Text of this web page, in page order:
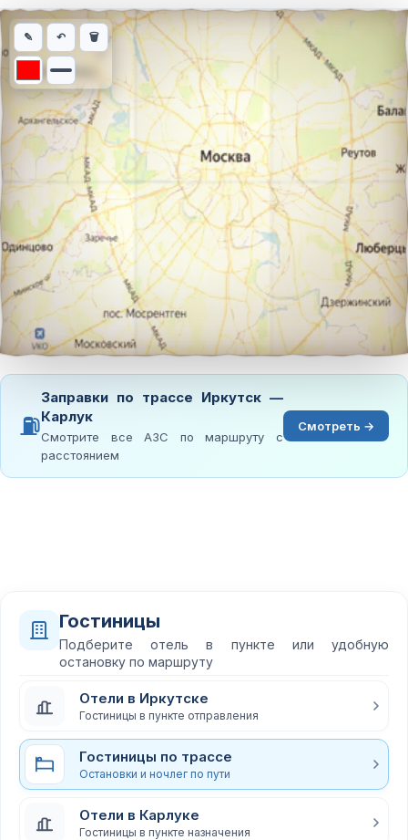
Интерактивная карта автомобильного маршрута из города
✎ ↶ 🗑
⛽
Заправки по трассе Иркутск —
Карлук
Смотрите все АЗС по маршруту с
расстоянием
Смотреть →
Гостиницы
Подберите отель в пункте или удобную
остановку по маршруту
Отели в Иркутске
Гостиницы в пункте отправления
Гостиницы по трассе
Остановки и ночлег по пути
Отели в Карлуке
Гостиницы в пункте назначения